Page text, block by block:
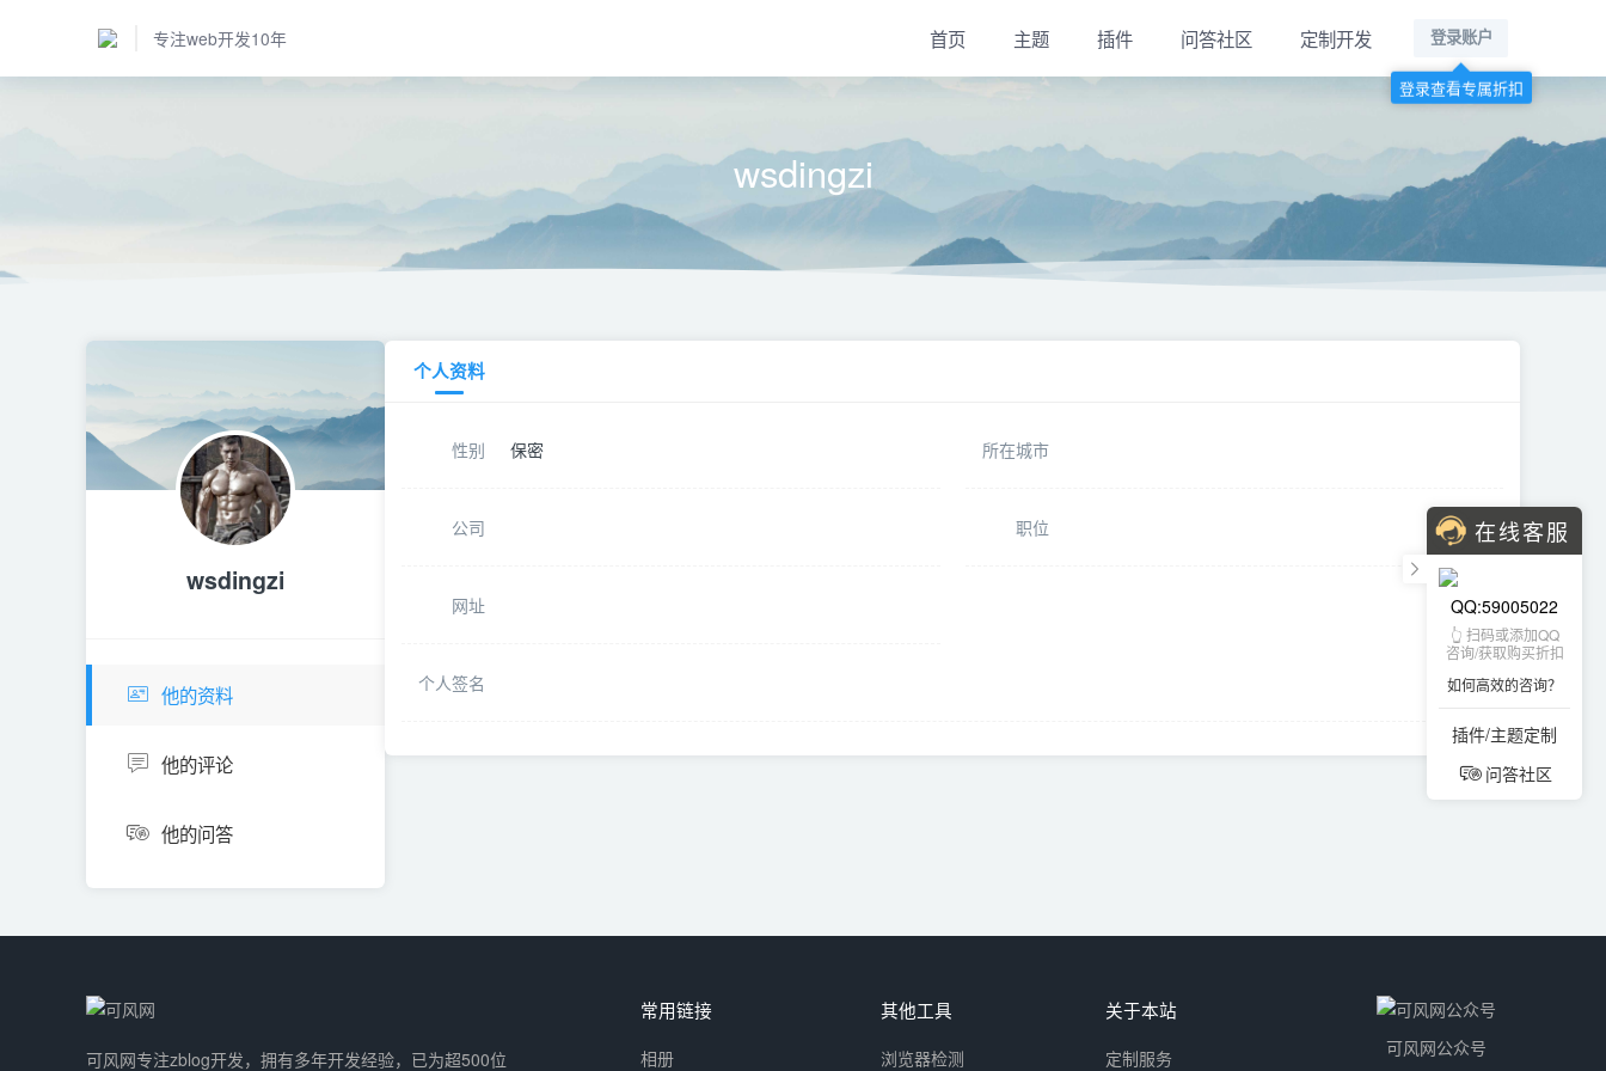
专注web开发10年 首页 主题 插件 问答社区 定制开发 登录账户
登录查看专属折扣
wsdingzi
wsdingzi
他的资料
他的评论
他的问答
个人资料
性别 保密 所在城市
公司 职位
网址
个人签名
可风网专注zblog开发，拥有多年开发经验，已为超500位
常用链接
相册
其他工具
浏览器检测
关于本站
定制服务 可风网公众号
在线客服
QQ:59005022
👆 扫码或添加QQ
咨询/获取购买折扣
如何高效的咨询？
插件/主题定制
问答社区